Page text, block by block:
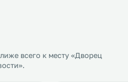
всего к месту «Дворец